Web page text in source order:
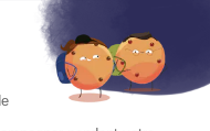
nos newsletters